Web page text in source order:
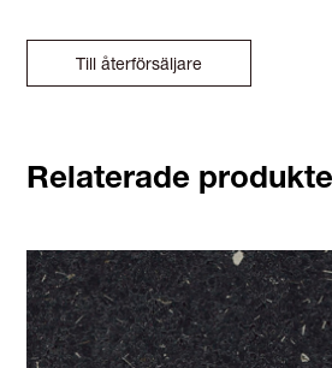
Till återförsäljare
Relaterade